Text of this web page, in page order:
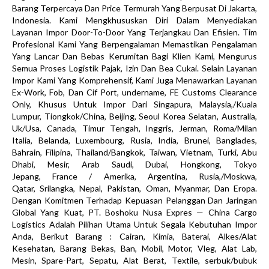
Barang Terpercaya Dan Price Termurah Yang Berpusat Di Jakarta,
Indonesia. Kami Mengkhususkan Diri Dalam Menyediakan
Layanan Impor Door-To-Door Yang Terjangkau Dan Efisien. Tim
Profesional Kami Yang Berpengalaman Memastikan Pengalaman
Yang Lancar Dan Bebas Kerumitan Bagi Klien Kami, Mengurus
Semua Proses Logistik Pajak, Izin Dan Bea Cukai. Selain Layanan
Impor Kami Yang Komprehensif, Kami Juga Menawarkan Layanan
Ex-Work, Fob, Dan Cif Port, undername, FE Customs Clearance
Only, Khusus Untuk Impor Dari Singapura, Malaysia,/Kuala
Lumpur, Tiongkok/China, Beijing, Seoul Korea Selatan, Australia,
Uk/Usa, Canada, Timur Tengah, Inggris, Jerman, Roma/Milan
Italia, Belanda, Luxembourg, Rusia, India, Brunei, Banglades,
Bahrain, Filipina, Thailand/Bangkok, Taiwan, Vietnam, Turki, Abu
Dhabi, Mesir, Arab Saudi, Dubai, Hongkong, Tokyo
Jepang, France / Amerika, Argentina, Rusia,/Moskwa,
Qatar, Srilangka, Nepal, Pakistan, Oman, Myanmar, Dan Eropa.
Dengan Komitmen Terhadap Kepuasan Pelanggan Dan Jaringan
Global Yang Kuat, PT. Boshoku Nusa Expres — China Cargo
Logistics Adalah Pilihan Utama Untuk Segala Kebutuhan Impor
Anda, Berikut Barang : Cairan, Kimia, Baterai, Alkes/Alat
Kesehatan, Barang Bekas, Ban, Mobil, Motor, Vleg, Alat Lab,
Mesin, Spare-Part, Sepatu, Alat Berat, Textile, serbuk/bubuk